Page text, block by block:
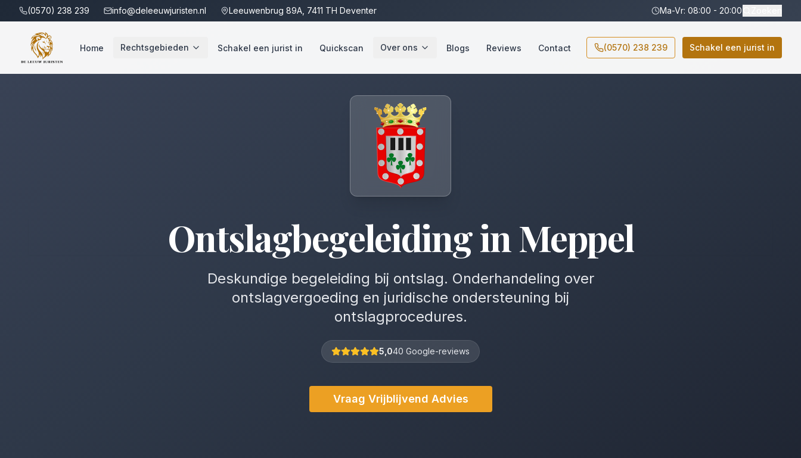
(0570) 238 239 info@deleeuwjuristen.nl Leeuwenbrug 89A, 7411 TH Deventer Ma-Vr: 08:00 - 20:00
Home Rechtsgebieden Schakel een jurist in Quickscan Over ons Blogs Reviews Contact (0570) 238 239 Schakel een jurist in
OntslagbegeleidinginMeppel
Deskundige begeleiding bij ontslag. Onderhandeling over
ontslagvergoeding en juridische ondersteuning bij
ontslagprocedures.
5,040 Google-reviews
Vraag Vrijblijvend Advies